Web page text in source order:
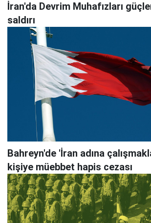
İran'da Devrim Muhafızları
saldırı
Bahreyn'de 'İran adına
kişiye müebbet hapis cezası